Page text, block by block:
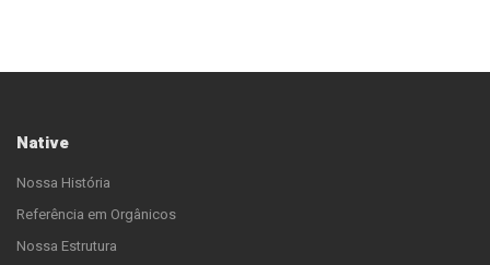
Native
Nossa História
Referência em Orgânicos
Nossa Estrutura